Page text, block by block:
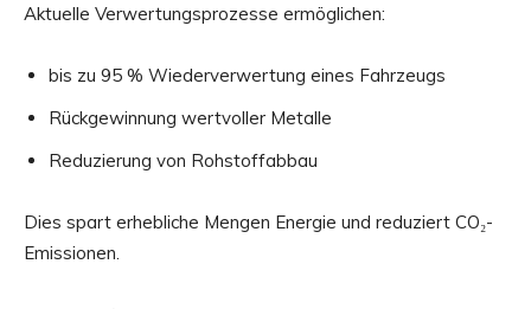
Aktuelle Verwertungsprozesse ermöglichen:
bis zu 95 % Wiederverwertung eines Fahrzeugs
Rückgewinnung wertvoller Metalle
Reduzierung von Rohstoffabbau
Dies spart erhebliche Mengen Energie und reduziert CO₂-
Emissionen.